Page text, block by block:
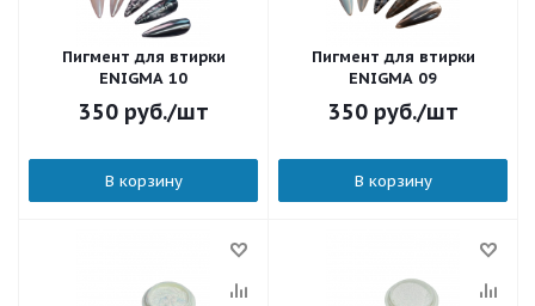
Пигмент для втирки
ENIGMA 10
350руб./шт
В корзину
Пигмент для втирки
ENIGMA 09
350руб./шт
В корзину